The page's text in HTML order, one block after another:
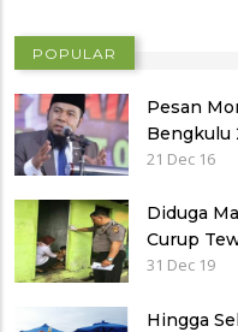
POPULAR
Pesan
Bengkulu
21 Dec 16
Diduga
Curup
31 Dec 19
Hingga